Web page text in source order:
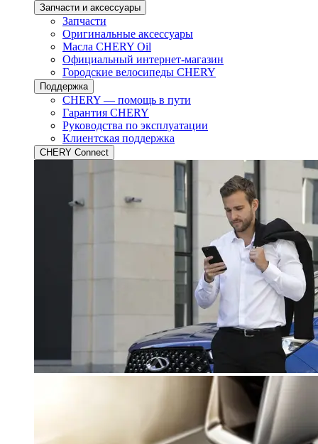
Запчасти и аксессуары
Запчасти
Оригинальные аксессуары
Масла CHERY Oil
Официальный интернет-магазин
Городские велосипеды CHERY
Поддержка
CHERY — помощь в пути
Гарантия CHERY
Руководства по эксплуатации
Клиентская поддержка
CHERY Connect